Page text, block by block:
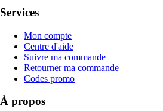
Services
Mon compte
Centre d'aide
Suivre ma commande
Retourner ma commande
Codes promo
À propos